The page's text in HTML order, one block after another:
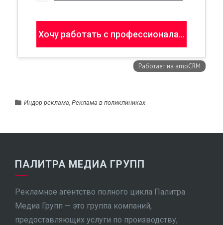
Индор реклама, Реклама в поликлиниках
ПАЛИТРА МЕДИА ГРУПП
Рекламное агентство полного цикла Палитра
Медиа Групп — это группа компаний,
предоставляющих услуги по производству,